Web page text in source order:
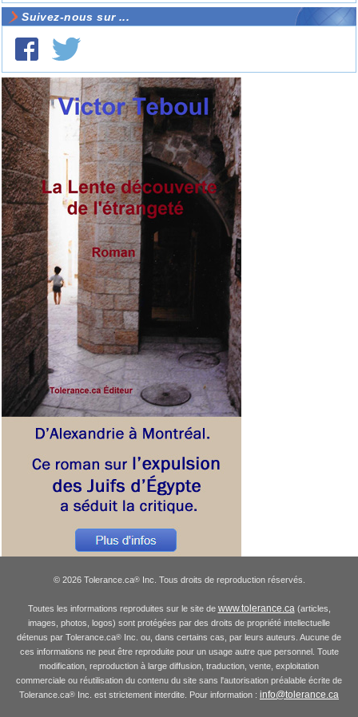
Suivez-nous sur ...
© 2026 Tolerance.ca®Inc. Tous droits de reproduction réservés.
Toutes les informations reproduites sur le site de www.tolerance.ca(articles,
images, photos, logos) sont protégées par des droits de propriété intellectuelle
détenus par Tolerance.ca® Inc. ou, dans certains cas, par leurs auteurs. Aucune de
ces informations ne peut être reproduite pour un usage autre que personnel. Toute
modification, reproduction à large diffusion, traduction, vente, exploitation
commerciale ou réutilisation du contenu du site sans l'autorisation préalable écrite de
Tolerance.ca® Inc. est strictement interdite. Pour information : info@tolerance.ca